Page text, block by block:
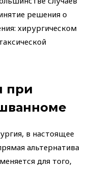
решения о
хирургическом
при
в настоящее
альтернатива
для того,